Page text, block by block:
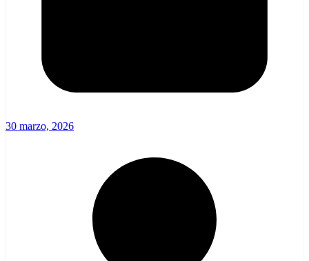
30 marzo, 2026